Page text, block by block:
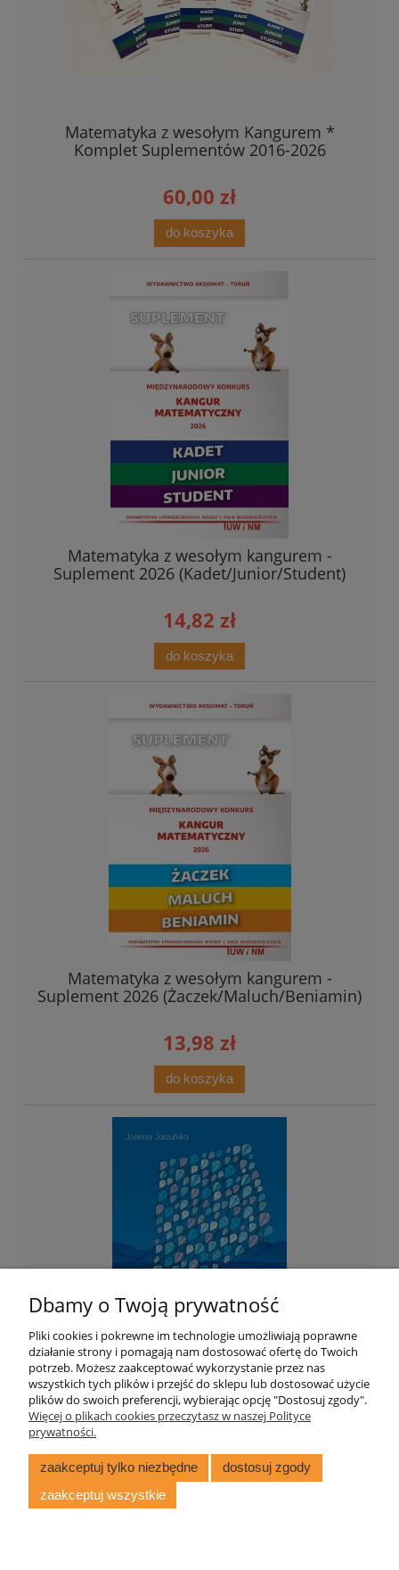
Matematyka z wesołym Kangurem *
Komplet Suplementów 2016-2026
60,00 zł
do koszyka
Matematyka z wesołym kangurem -
Suplement 2026 (Kadet/Junior/Student)
14,82 zł
do koszyka
Matematyka z wesołym kangurem -
Suplement 2026 (Żaczek/Maluch/Beniamin)
13,98 zł
do koszyka
121 Deltoidów
67,70 zł
Dbamy o Twoją prywatność
Pliki cookies i pokrewne im technologie umożliwiają poprawne
działanie strony i pomagają nam dostosować ofertę do Twoich
potrzeb. Możesz zaakceptować wykorzystanie przez nas
wszystkich tych plików i przejść do sklepu lub dostosować użycie
plików do swoich preferencji, wybierając opcję "Dostosuj zgody".
Więcej o plikach cookies przeczytasz w naszej Polityce
prywatności.
zaakceptuj tylko niezbędne
dostosuj zgody
zaakceptuj wszystkie